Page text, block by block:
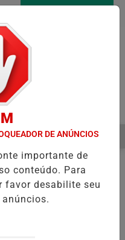
CONTAS
MENU
DE ANÚNCIOS
importante de
conteúdo. Para
favor desabilite seu